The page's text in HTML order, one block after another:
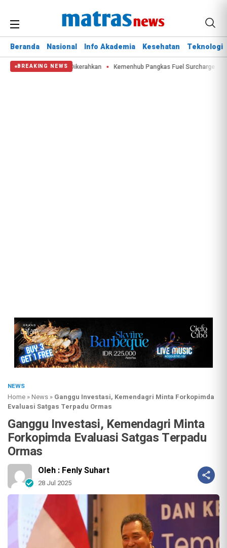
Beranda Nasional Info Akademia Kesehatan Teknologi
BREAKING NEWS
Bombing Dikerahkan Kemenhub Pangkas Fuel Surcharge Tiket
NEWS
Home »News » Ganggu Investasi, Kemendagri Minta Forkopimda
Evaluasi Satgas Terpadu Ormas
Ganggu Investasi, Kemendagri Minta
Forkopimda Evaluasi Satgas Terpadu
Ormas
Oleh : Fenly Suhart
28 Jul 2025